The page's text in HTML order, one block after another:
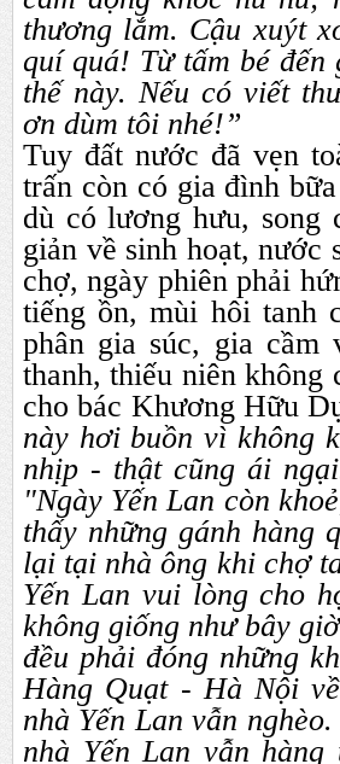
thương lắm. Cậu xuýt
quí quá! Từ tấm bé
thế này. Nếu có viết
ơn dùm tôi nhé!”
Tuy đất nước đã vẹn
trấn còn có gia đình
dù có lương hưu, song
giản về sinh hoạt, nước
chợ, ngày phiên phải
tiếng ồn, mùi hôi tanh
phân gia súc, gia
thanh, thiếu niên
cho bác Khương Hữu
này hơi buồn vì không
nhịp - thật cũng ái
"Ngày Yến Lan còn
thấy những gánh hàng
lại tại nhà ông khi chợ
Yến Lan vui lòng cho
không giống như bây
đều phải đóng những
Hàng Quạt - Hà Nội
nhà Yến Lan vẫn
nhà Yến Lan vẫn